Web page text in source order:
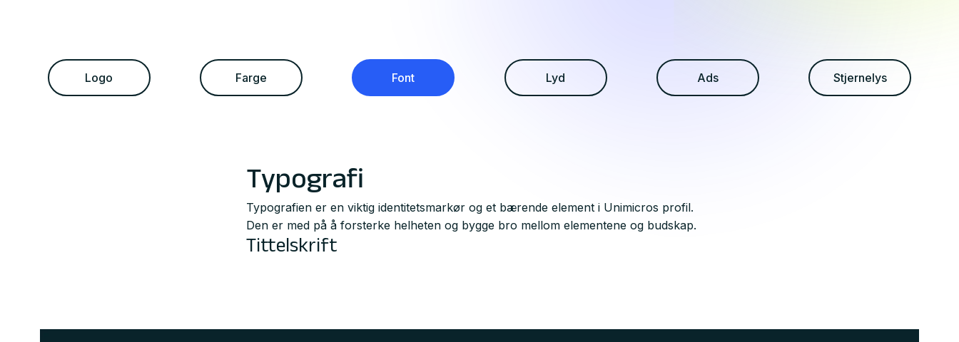
Logo Farge Font Lyd Ads Stjernelys
Typografi
Typografien er en viktig identitetsmarkør og et bærende element i Unimicros profil.
Den er med på å forsterke helheten og bygge bro mellom elementene og budskap.
Tittelskrift